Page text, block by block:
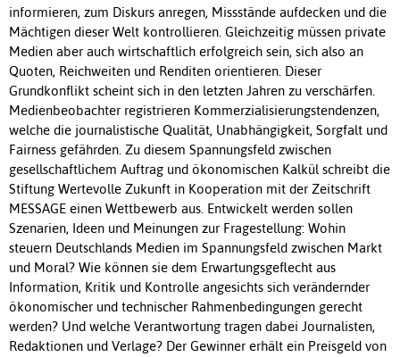
informieren, zum Diskurs anregen, Missstände aufdecken und die
Mächtigen dieser Welt kontrollieren. Gleichzeitig müssen private
Medien aber auch wirtschaftlich erfolgreich sein, sich also an
Quoten, Reichweiten und Renditen orientieren. Dieser
Grundkonflikt scheint sich in den letzten Jahren zu verschärfen.
Medienbeobachter registrieren Kommerzialisierungstendenzen,
welche die journalistische Qualität, Unabhängigkeit, Sorgfalt und
Fairness gefährden. Zu diesem Spannungsfeld zwischen
gesellschaftlichem Auftrag und ökonomischen Kalkül schreibt die
Stiftung Wertevolle Zukunft in Kooperation mit der Zeitschrift
MESSAGE einen Wettbewerb aus. Entwickelt werden sollen
Szenarien, Ideen und Meinungen zur Fragestellung: Wohin
steuern Deutschlands Medien im Spannungsfeld zwischen Markt
und Moral? Wie können sie dem Erwartungsgeflecht aus
Information, Kritik und Kontrolle angesichts sich verändernder
ökonomischer und technischer Rahmenbedingungen gerecht
werden? Und welche Verantwortung tragen dabei Journalisten,
Redaktionen und Verlage? Der Gewinner erhält ein Preisgeld von